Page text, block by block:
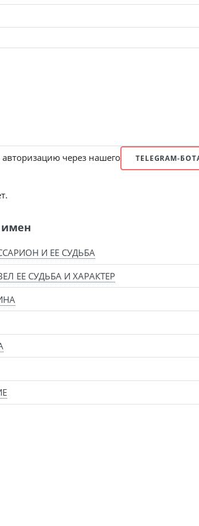
через нашего TELEGRAM-
имен
И ЕЕ СУДЬБА
ЕЕ СУДЬБА И ХАРАКТЕР